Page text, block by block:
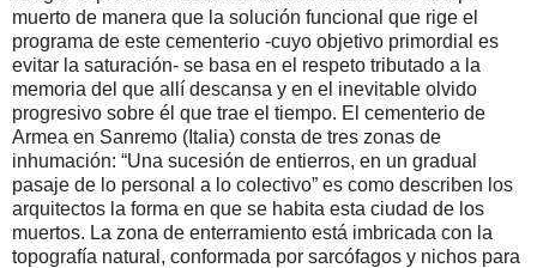
muerto de manera que la solución funcional que rige el
programa de este cementerio -cuyo objetivo primordial es
evitar la saturación- se basa en el respeto tributado a la
memoria del que allí descansa y en el inevitable olvido
progresivo sobre él que trae el tiempo. El cementerio de
Armea en Sanremo (Italia) consta de tres zonas de
inhumación: “Una sucesión de entierros, en un gradual
pasaje de lo personal a lo colectivo” es como describen los
arquitectos la forma en que se habita esta ciudad de los
muertos. La zona de enterramiento está imbricada con la
topografía natural, conformada por sarcófagos y nichos para